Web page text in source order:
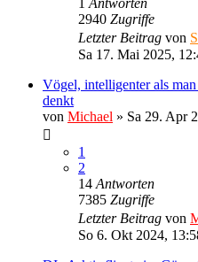
2940 Zugriffe
Letzter Beitrag von
Sa 17. Mai 2025,
Vögel, intelligenter als
denkt
von Michael » Sa 29. Apr
1
2
14 Antworten
7385 Zugriffe
Letzter Beitrag von
So 6. Okt 2024,